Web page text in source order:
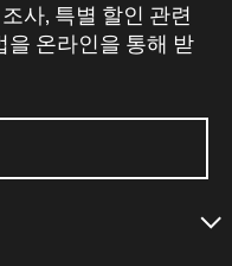
사, 특별 할인 관련
을 온라인을 통해 받